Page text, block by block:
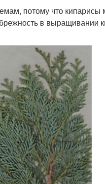
потому что кипарисы
в выращивании